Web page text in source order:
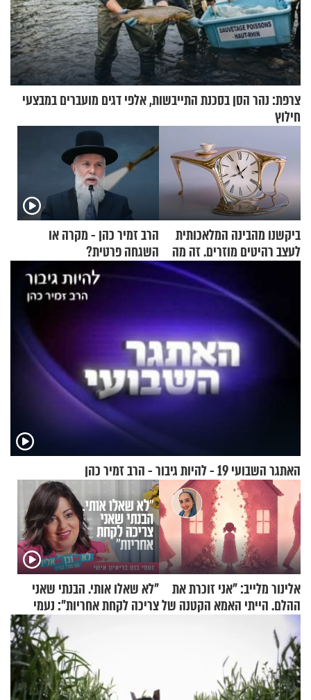
צרפת: נהר הסן בסכנת התייבשות, אלפי דגים מועברים במבצעי
חילוץ
ביקשנו מהבינה המלאכותית
לעצב רהיטים מוזרים. זה מה
הרב זמיר כהן - מקרה או
השגחה פרטית?
האתגר השבועי 19 - להיות גיבור - הרב זמיר כהן
אלינור מלייב: "אני זוכרת את
ההלם. הייתי האמא הקטנה של
הבית"
"לא שאלו אותי. הבנתי שאני
צריכה לקחת אחריות": נעמי